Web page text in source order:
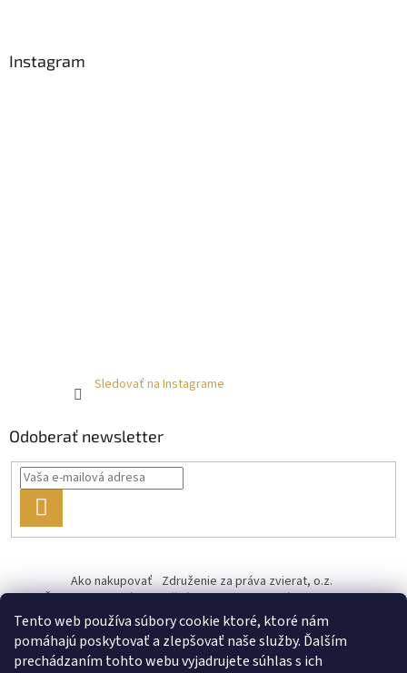
Tento web používa súbory cookie ktoré, ktoré nám
pomáhajú poskytovať a zlepšovať naše služby. Ďalším
prechádzaním tohto webu vyjadrujete súhlas s ich
Instagram
Sledovať na Instagrame
Odoberať newsletter
SA
Ako nakupovať Združenie za práva zvierat, o.z.
Československý kastračný program Informácie o cookies
od ♥ vybudoval Filip Minár